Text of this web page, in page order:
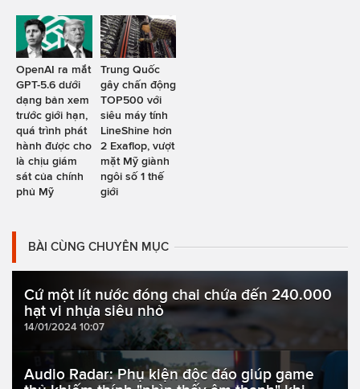
OpenAI ra mắt
GPT-5.6 dưới
dạng bản xem
trước giới hạn,
quá trình phát
hành được cho
là chịu giám
sát của chính
phủ Mỹ
Trung Quốc
gây chấn động
TOP500 với
siêu máy tính
LineShine hơn
2 Exaflop, vượt
mặt Mỹ giành
ngôi số 1 thế
giới
BÀI CÙNG CHUYÊN MỤC
Cứ một lít nước đóng chai chứa đến 240.000
hạt vi nhựa siêu nhỏ
14/01/2024 10:07
Audio Radar: Phụ kiện độc đáo giúp game